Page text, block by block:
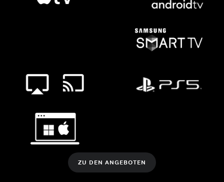
ZU DEN ANGEBOTEN